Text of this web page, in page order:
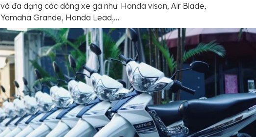
và đa dạng các dòng xe ga như: Honda vison, Air Blade,
Yamaha Grande, Honda Lead,…